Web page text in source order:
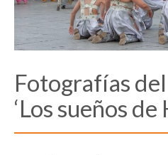
Fotografías
‘Los sueños de